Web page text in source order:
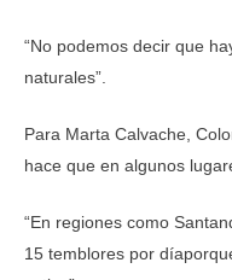
“No podemos decir que
naturales”.
Para Marta Calvache,
hace que en algunos
“En regiones como
15 temblores por